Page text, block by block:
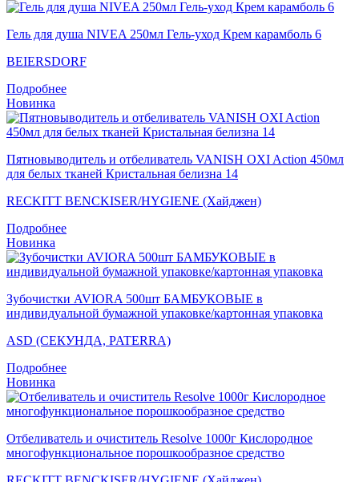
Гель для душа NIVEA 250мл Гель-уход Крем карамболь 6
BEIERSDORF
Подробнее
Новинка
Пятновыводитель и отбеливатель VANISH OXI Action 450мл
для белых тканей Кристальная белизна 14
RECKITT BENCKISER/HYGIENE (Хайджен)
Подробнее
Новинка
Зубочистки AVIORA 500шт БАМБУКОВЫЕ в
индивидуальной бумажной упаковке/картонная упаковка
ASD (СЕКУНДА, PATERRA)
Подробнее
Новинка
Отбеливатель и очиститель Resolve 1000г Кислородное
многофункциональное порошкообразное средство